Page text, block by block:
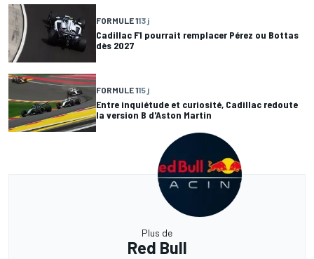
FORMULE 113 j
Cadillac F1 pourrait remplacer Pérez ou Bottas
dès 2027
FORMULE 115 j
Entre inquiétude et curiosité, Cadillac redoute
la version B d'Aston Martin
Plus de
Red Bull